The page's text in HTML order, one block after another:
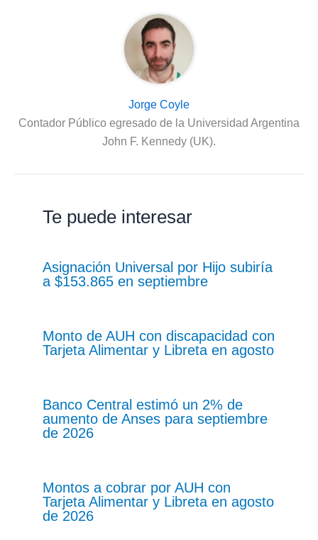
Jorge Coyle
Contador Público egresado de la Universidad Argentina
John F. Kennedy (UK).
Te puede interesar
Asignación Universal por Hijo subiría
a $153.865 en septiembre
Monto de AUH con discapacidad con
Tarjeta Alimentar y Libreta en agosto
Banco Central estimó un 2% de
aumento de Anses para septiembre
de 2026
Montos a cobrar por AUH con
Tarjeta Alimentar y Libreta en agosto
de 2026